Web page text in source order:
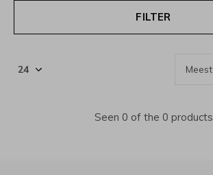
FILTER
Seen 0 of the 0 products